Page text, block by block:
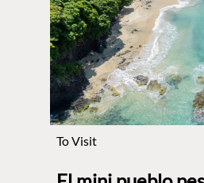
To Visit